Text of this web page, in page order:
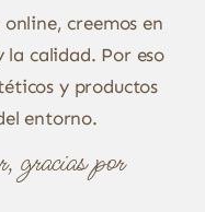
creemos en
calidad. Por eso
y productos
entorno.
gracias por